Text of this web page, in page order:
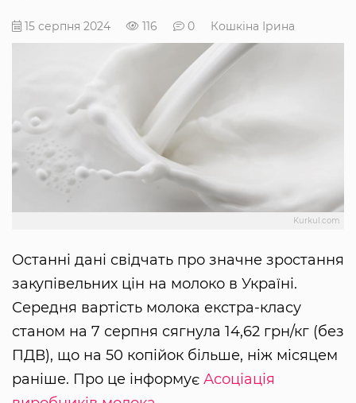
15 серпня 2024 116 0 Кошкіна Ірина
Kurkul.com
Останні дані свідчать про значне зростання
закупівельних цін на молоко в Україні.
Середня вартість молока екстра-класу
станом на 7 серпня сягнула 14,62 грн/кг (без
ПДВ), що на 50 копійок більше, ніж місяцем
раніше. Про це інформує Асоціація